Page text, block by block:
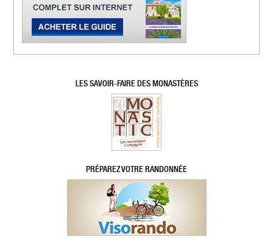
LES SAVOIR-FAIRE DES MONASTÈRES
PRÉPAREZ VOTRE RANDONNÉE